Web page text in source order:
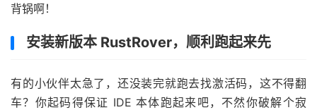
背锅啊！
安装新版本 RustRover，顺利跑起来先
有的小伙伴太急了，还没装完就跑去找激活码，这不得翻
车？你起码得保证 IDE 本体跑起来吧，不然你破解个寂